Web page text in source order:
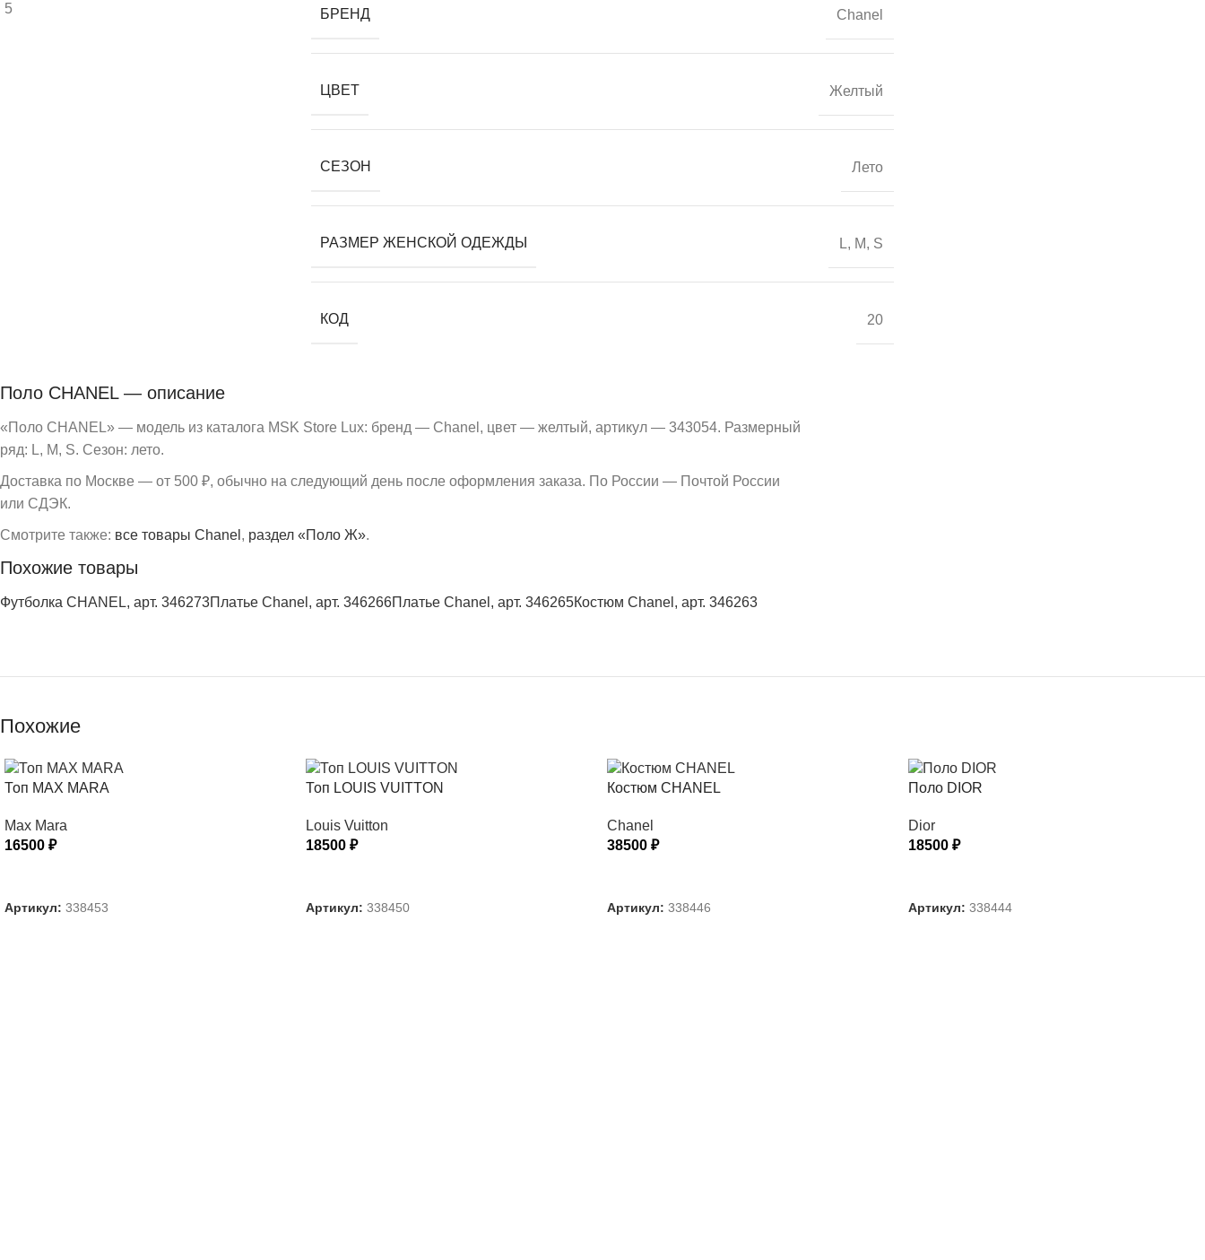
БРЕНД Chanel
ЦВЕТ Желтый
СЕЗОН Лето
РАЗМЕР ЖЕНСКОЙ ОДЕЖДЫ L, M, S
КОД 20
Поло CHANEL — описание
«Поло CHANEL» — модель из каталога MSK Store Lux: бренд — Chanel, цвет — желтый, артикул — 343054. Размерный
ряд: L, M, S. Сезон: лето.
Доставка по Москве — от 500 ₽, обычно на следующий день после оформления заказа. По России — Почтой России
или СДЭК.
Смотрите также: все товары Chanel , раздел «Поло Ж».
Похожие товары
Футболка CHANEL, арт. 346273Платье Chanel, арт. 346266Платье Chanel, арт. 346265Костюм Chanel, арт. 346263
Похожие
Топ MAX MARA
Max Mara
16500 ₽
Артикул: 338453
Топ LOUIS VUITTON
Louis Vuitton
18500 ₽
Артикул: 338450
Костюм CHANEL
Chanel
38500 ₽
Артикул: 338446
Поло DIOR
Dior
18500 ₽
Артикул: 338444